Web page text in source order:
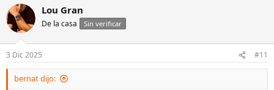
Lou Gran
De la casa Sin verificar
3 Dic 2025 #11
bernat dijo: